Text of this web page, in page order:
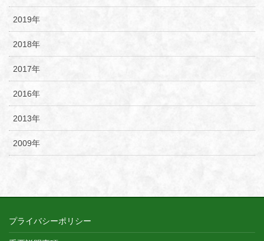
2019年
2018年
2017年
2016年
2013年
2009年
プライバシーポリシー